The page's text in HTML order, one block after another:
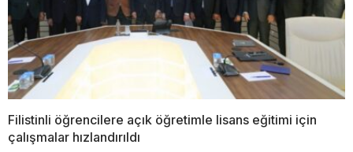
Filistinli öğrencilere açık öğretimle lisans eğitimi için
çalışmalar hızlandırıldı